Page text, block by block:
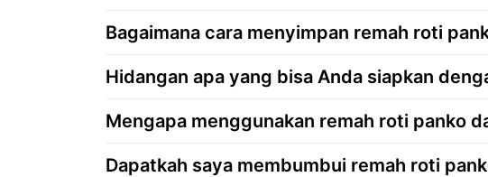
Bagaimana cara menyimpan remah roti
Hidangan apa yang bisa Anda siapkan
Mengapa menggunakan remah roti panko
Dapatkah saya membumbui remah roti